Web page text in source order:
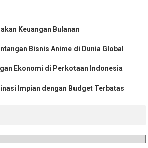
Keuangan Bulanan
Bisnis Anime di Dunia Global
Ekonomi di Perkotaan Indonesia
Impian dengan Budget Terbatas